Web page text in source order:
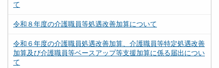
て
令和８年度の介護職員等処遇改善加算について
令和６年度の介護職員処遇改善加算、介護職員等特定処遇改善
加算及び介護職員等ベースアップ等支援加算に係る届出につい
て